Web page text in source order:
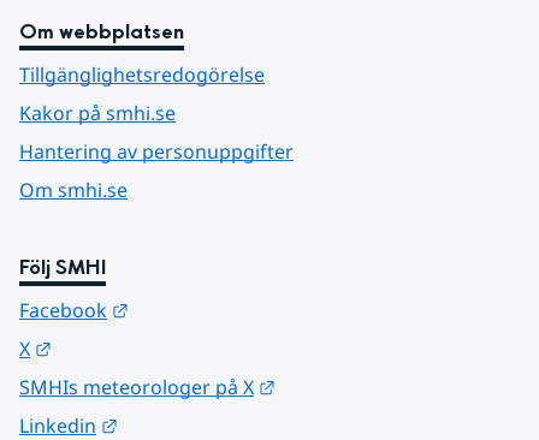
Om webbplatsen
Tillgänglighetsredogörelse
Kakor på smhi.se
Hantering av personuppgifter
Om smhi.se
Följ SMHI
Facebook
X
SMHIs meteorologer på X
Linkedin